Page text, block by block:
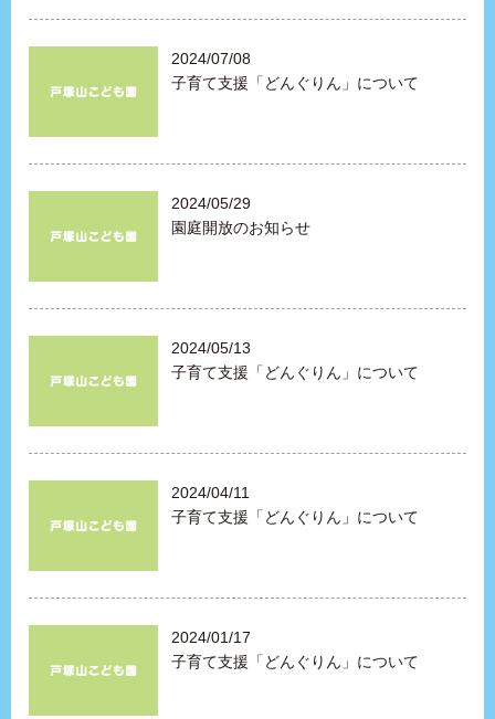
2024/07/08
子育て支援「どんぐりん」について
2024/05/29
園庭開放のお知らせ
2024/05/13
子育て支援「どんぐりん」について
2024/04/11
子育て支援「どんぐりん」について
2024/01/17
子育て支援「どんぐりん」について